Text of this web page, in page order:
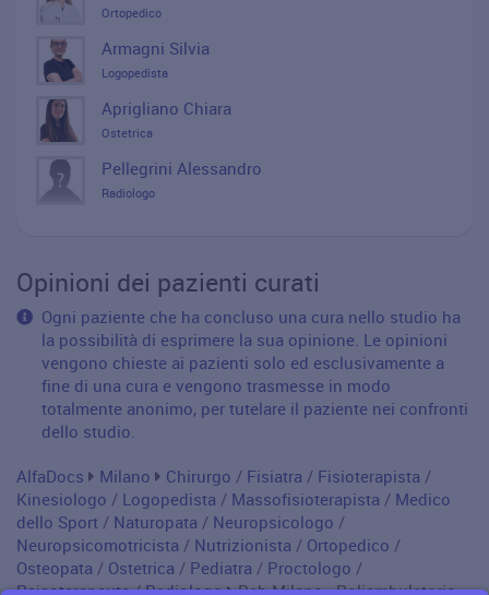
Ortopedico
Armagni Silvia
Logopedista
Aprigliano Chiara
Ostetrica
Pellegrini Alessandro
Radiologo
Opinioni dei pazienti curati
Ogni paziente che ha concluso una cura nello studio ha
la possibilità di esprimere la sua opinione. Le opinioni
vengono chieste ai pazienti solo ed esclusivamente a
fine di una cura e vengono trasmesse in modo
totalmente anonimo, per tutelare il paziente nei confronti
dello studio.
AlfaDocs Milano Chirurgo / Fisiatra / Fisioterapista /
Kinesiologo / Logopedista / Massofisioterapista / Medico
dello Sport / Naturopata / Neuropsicologo /
Neuropsicomotricista / Nutrizionista / Ortopedico /
Osteopata / Ostetrica / Pediatra / Proctologo /
Psicoterapeuta/Radiologo Reb Milano - Poliambulatorio